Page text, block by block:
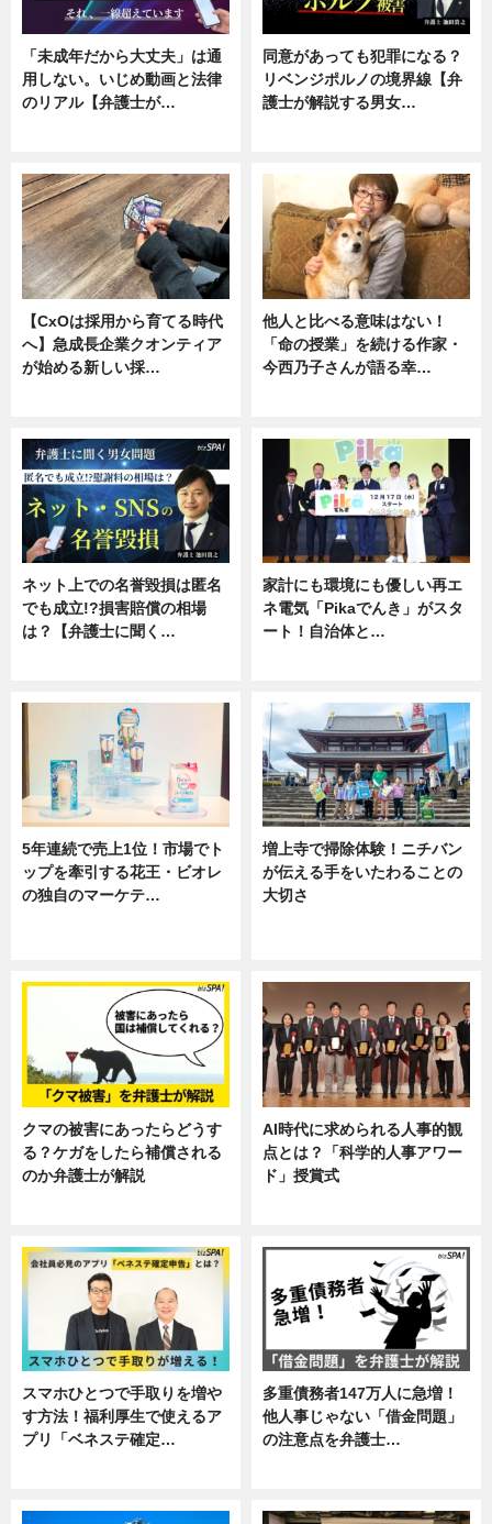
「未成年だから大丈夫」は通
用しない。いじめ動画と法律
のリアル【弁護士が…
同意があっても犯罪になる？
リベンジポルノの境界線【弁
護士が解説する男女…
【CxOは採用から育てる時代
へ】急成長企業クオンティア
が始める新しい採…
他人と比べる意味はない！
「命の授業」を続ける作家・
今西乃子さんが語る幸…
ネット上での名誉毀損は匿名
でも成立!?損害賠償の相場
は？【弁護士に聞く…
家計にも環境にも優しい再エ
ネ電気「Pikaでんき」がスタ
ート！自治体と…
5年連続で売上1位！市場でト
ップを牽引する花王・ビオレ
の独自のマーケテ…
増上寺で掃除体験！ニチバン
が伝える手をいたわることの
大切さ
クマの被害にあったらどうす
る？ケガをしたら補償される
のか弁護士が解説
AI時代に求められる人事的観
点とは？「科学的人事アワー
ド」授賞式
スマホひとつで手取りを増や
す方法！福利厚生で使えるア
プリ「ベネステ確定…
多重債務者147万人に急増！
他人事じゃない「借金問題」
の注意点を弁護士…